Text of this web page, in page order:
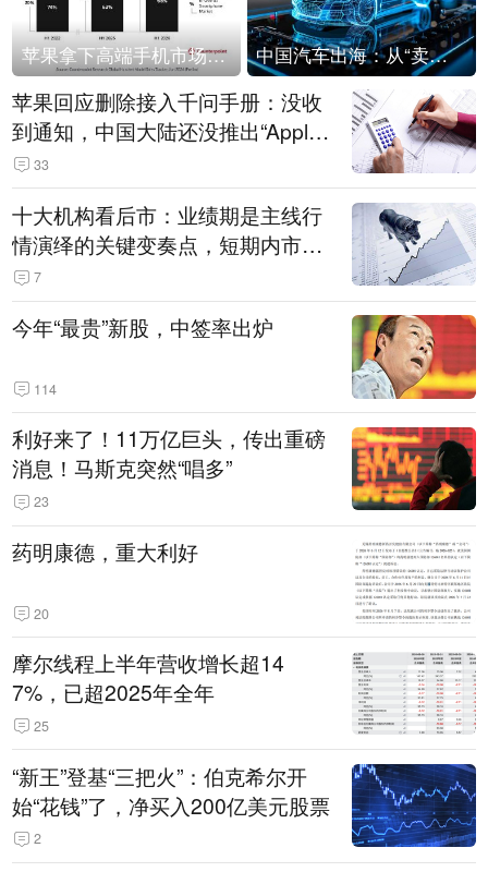
苹果拿下高端手机市场65%的份额：iPhone 17系列功不可没 中国汽车出海：从“卖出去”到“走进去”
苹果回应删除接入千问手册：没收
到通知，中国大陆还没推出“Apple
智能使用千问”功能
33
十大机构看后市：业绩期是主线行
情演绎的关键变奏点，短期内市场
或继续反弹，关注三条业绩主线
7
今年“最贵”新股，中签率出炉
114
利好来了！11万亿巨头，传出重磅
消息！马斯克突然“唱多”
23
药明康德，重大利好
20
摩尔线程上半年营收增长超14
7%，已超2025年全年
25
“新王”登基“三把火”：伯克希尔开
始“花钱”了，净买入200亿美元股票
2